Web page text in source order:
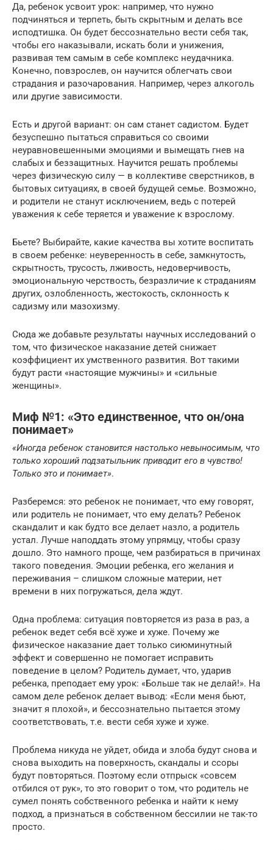
Да, ребенок усвоит урок: например, что нужно
подчиняться и терпеть, быть скрытным и делать все
исподтишка. Он будет бессознательно вести себя так,
чтобы его наказывали, искать боли и унижения,
развивая тем самым в себе комплекс неудачника.
Конечно, повзрослев, он научится облегчать свои
страдания и разочарования. Например, через алкоголь
или другие зависимости.
Есть и другой вариант: он сам станет садистом. Будет
безуспешно пытаться справиться со своими
неуравновешенными эмоциями и вымещать гнев на
слабых и беззащитных. Научится решать проблемы
через физическую силу — в коллективе сверстников, в
бытовых ситуациях, в своей будущей семье. Возможно,
и родители не станут исключением, ведь с потерей
уважения к себе теряется и уважение к взрослому.
Бьете? Выбирайте, какие качества вы хотите воспитать
в своем ребенке: неуверенность в себе, замкнутость,
скрытность, трусость, лживость, недоверчивость,
эмоциональную черствость, безразличие к страданиям
других, озлобленность, жестокость, склонность к
садизму или мазохизму.
Сюда же добавьте результаты научных исследований о
том, что физическое наказание детей снижает
коэффициент их умственного развития. Вот такими
будут расти «настоящие мужчины» и «сильные
женщины».
Миф №1: «Это единственное, что он/она
понимает»
«Иногда ребенок становится настолько невыносимым, что
только хороший подзатыльник приводит его в чувство!
Только это и понимает».
Разберемся: это ребенок не понимает, что ему говорят,
или родитель не понимает, что ему делать? Ребенок
скандалит и как будто все делает назло, а родитель
устал. Лучше наподдать этому упрямцу, чтобы сразу
дошло. Это намного проще, чем разбираться в причинах
такого поведения. Эмоции ребенка, его желания и
переживания – слишком сложные материи, нет
времени в них погружаться, дела ждут.
Одна проблема: ситуация повторяется из раза в раз, а
ребенок ведет себя всё хуже и хуже. Почему же
физическое наказание дает только сиюминутный
эффект и совершенно не помогает исправить
поведение в целом? Родитель думает, что, ударив
ребенка, преподает ему урок: «Больше так не делай!». На
самом деле ребенок делает вывод: «Если меня бьют,
значит я плохой», и бессознательно пытается этому
соответствовать, т.е. вести себя хуже и хуже.
Проблема никуда не уйдет, обида и злоба будут снова и
снова выходить на поверхность, скандалы и ссоры
будут повторяться. Поэтому если отпрыск «совсем
отбился от рук», то это говорит о том, что родитель не
сумел понять собственного ребенка и найти к нему
подход, а признаться в собственном бессилии не так-то
просто.